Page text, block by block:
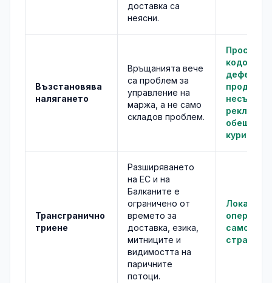
доставка са
неясни.
Възстановява
налягането
Връщанията вече
са проблем за
управление на
маржа, а не само
складов проблем.
кодове
дефекти
продукти,
рекламни
Трансгранично
триене
Разширяването
на ЕС и на
Балканите е
ограничено от
времето за
доставка, езика,
митниците и
видимостта на
паричните
потоци.
само
страници.